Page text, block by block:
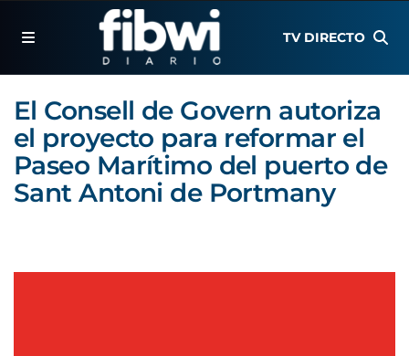
TV DIRECTO
El Consell de Govern autoriza
el proyecto para reformar el
Paseo Marítimo del puerto de
Sant Antoni de Portmany